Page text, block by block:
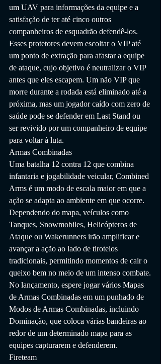
um UAV para informações da equipe e a
satisfação de ter até cinco outros
companheiros de esquadrão defendê-los.
Esses protetores devem escoltar o VIP até
um ponto de extração para afastar a equipe
de ataque, cujo objetivo é neutralizar o VIP
antes que eles escapem. Um não VIP que
morre durante a rodada está eliminado até a
próxima, mas um jogador caído com zero de
saúde pode se defender em Last Stand ou
ser revivido por um companheiro de equipe
para voltar à luta.
Armas Combinadas
Uma batalha 12 contra 12 que combina
infantaria e jogabilidade veicular, Combined
Arms é um modo de escala maior em que a
ação se adapta ao ambiente em que ocorre.
Dependendo do mapa, veículos como
Tanques, Snowmobiles, Helicópteros de
Ataque ou Wakerunners irão amplificar e
avançar a ação ao lado de tiroteios
tradicionais, permitindo momentos de cair o
queixo bem no meio de um intenso combate.
No lançamento, espere jogar vários Mapas
de Armas Combinadas em um punhado de
Modos de Armas Combinadas, incluindo
Dominação, que coloca várias bandeiras ao
redor de um determinado mapa para as
equipes capturarem e defenderem.
Fireteam